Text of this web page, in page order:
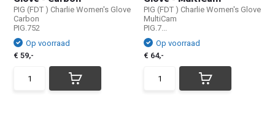
PIG (FDT ) Charlie Women's Glove
Carbon
PIG.752
Op voorraad
€ 59,-
PIG (FDT ) Charlie Women's Glove
MultiCam
PIG.7...
Op voorraad
€ 64,-